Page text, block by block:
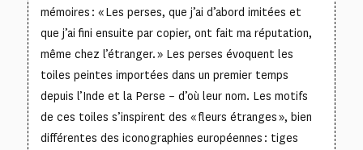
mémoires : « Les perses, que j’ai d’abord imitées et
que j’ai fini ensuite par copier, ont fait ma réputation,
même chez l’étranger. » Les perses évoquent les
toiles peintes importées dans un premier temps
depuis l’Inde et la Perse – d’où leur nom. Les motifs
de ces toiles s’inspirent des « fleurs étranges », bien
différentes des iconographies européennes : tiges